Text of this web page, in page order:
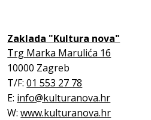
Zaklada "Kultura nova"
Trg Marka Marulića 16
10000 Zagreb
T/F:01 553 27 78
E: info@kulturanova.hr
W:www.kulturanova.hr